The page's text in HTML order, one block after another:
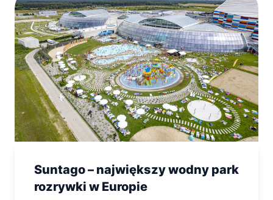
Suntago – największy wodny park
rozrywki w Europie